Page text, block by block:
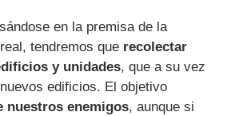
en la premisa de la
tendremos que recolectar
y unidades, que a su vez
edificios. El objetivo
nuestros enemigos, aunque si